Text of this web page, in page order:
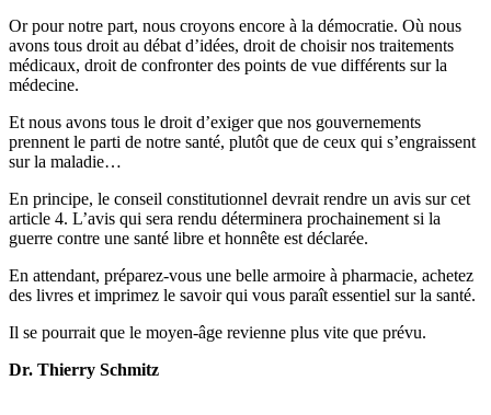
Or pour notre part, nous croyons encore à la démocratie. Où nous
avons tous droit au débat d’idées, droit de choisir nos traitements
médicaux, droit de confronter des points de vue différents sur la
médecine.
Et nous avons tous le droit d’exiger que nos gouvernements
prennent le parti de notre santé, plutôt que de ceux qui s’engraissent
sur la maladie…
En principe, le conseil constitutionnel devrait rendre un avis sur cet
article 4. L’avis qui sera rendu déterminera prochainement si la
guerre contre une santé libre et honnête est déclarée.
En attendant, préparez-vous une belle armoire à pharmacie, achetez
des livres et imprimez le savoir qui vous paraît essentiel sur la santé.
Il se pourrait que le moyen-âge revienne plus vite que prévu.
Dr. Thierry Schmitz